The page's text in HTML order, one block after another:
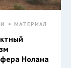
МАТЕРИАЛ
Нолана